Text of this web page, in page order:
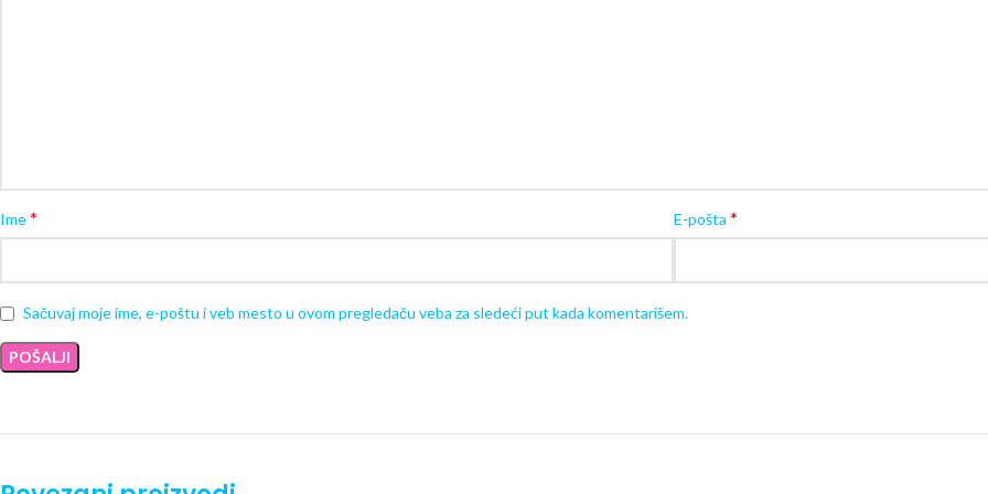
Ime* E-pošta *
Sačuvaj moje ime, e-poštu i veb mesto u ovom pregledaču veba za sledeći put kada komentarišem.